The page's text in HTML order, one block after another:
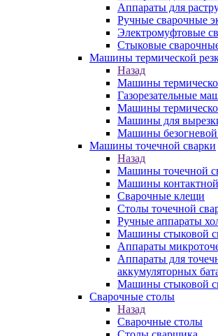
Аппараты для
Ручные сварочные
Электромуфтовые
Стыковые
Машины термической
Назад
Машины
Газорезательные
Машины
Машины для
Машины безогневой
Машины точечной сварки
Назад
Машины точечной
Машины контактной
Сварочные клещи
Столы точечной
Ручные аппараты
Машины стыковой
Аппараты
Аппараты для
аккумуляторных
Машины стыковой
Сварочные столы
Назад
Сварочные столы